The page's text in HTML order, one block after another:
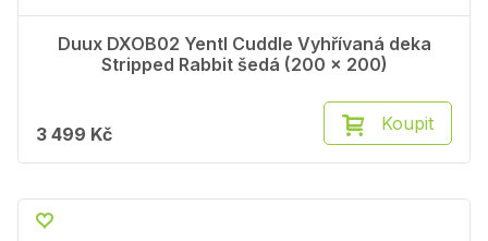
Duux DXOB02 Yentl Cuddle Vyhřívaná deka
Stripped Rabbit šedá (200 x 200)
3 499 Kč Koupit